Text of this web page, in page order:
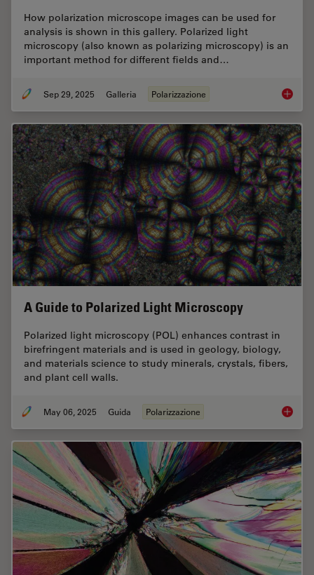
How polarization microscope images can be used for
analysis is shown in this gallery. Polarized light
microscopy (also known as polarizing microscopy) is an
important method for different fields and…
Sep 29, 2025 Galleria Polarizzazione
A Guide to Polarized Light Microscopy
Polarized light microscopy (POL) enhances contrast in
birefringent materials and is used in geology, biology,
and materials science to study minerals, crystals, fibers,
and plant cell walls.
May 06, 2025 Guida Polarizzazione A